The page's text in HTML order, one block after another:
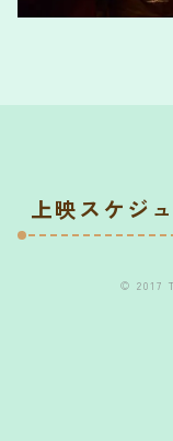
上映スケジ
© 2017